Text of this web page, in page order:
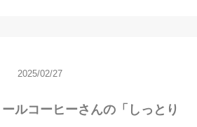
2025/02/27
ールコーヒーさんの「しっとり